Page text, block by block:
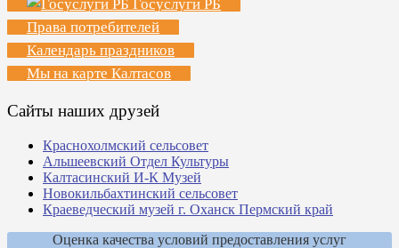
Госуслуги РБ
Права потребителей
Календарь праздников
Мы на карте Калтасов
Сайты наших друзей
Краснохолмский сельсовет
Альшеевский Отдел Культуры
Калтасинский И-К Музей
Новокильбахтинский сельсовет
Краеведческий музей г. Оханск Пермский край
Оценка качества условий предоставления услуг